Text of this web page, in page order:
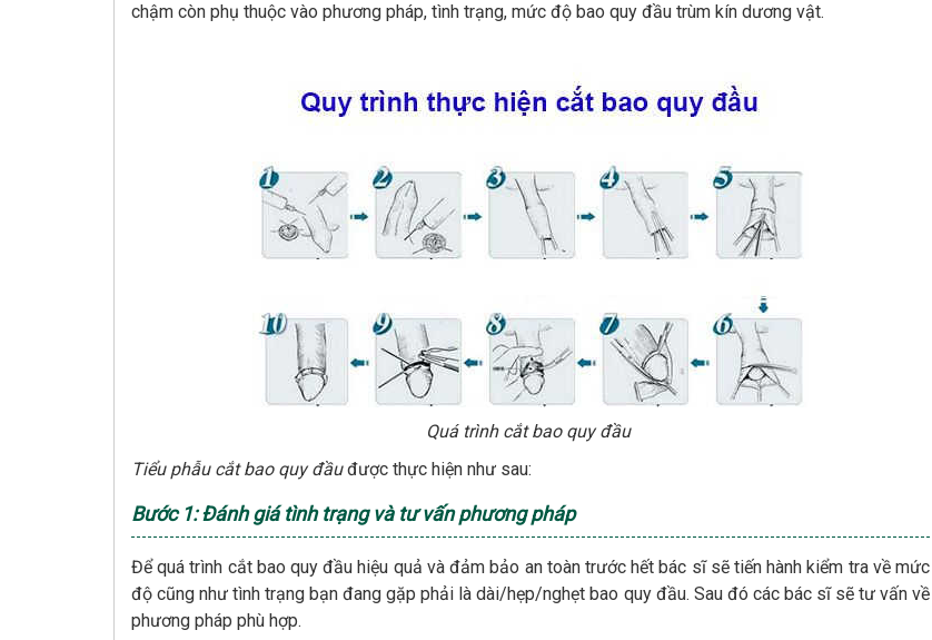
chậm còn phụ thuộc vào phương pháp, tình trạng, mức độ bao quy đầu trùm kín dương vật.
Quá trình cắt bao quy đầu
Tiểu phẫu cắt bao quy đầuđược thực hiện như sau:
Bước 1: Đánh giá tình trạng và tư vấn phương pháp
Để quá trình cắt bao quy đầu hiệu quả và đảm bảo an toàn trước hết bác sĩ sẽ tiến hành kiểm tra về mức
độ cũng như tình trạng bạn đang gặp phải là dài/hẹp/nghẹt bao quy đầu. Sau đó các bác sĩ sẽ tư vấn về
phương pháp phù hợp.